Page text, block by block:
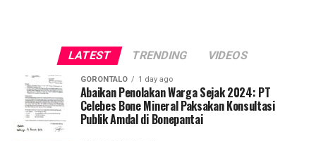
LATEST TRENDING VIDEOS
GORONTALO 1 day ago
Abaikan Penolakan Warga Sejak 2024: PT
Celebes Bone Mineral Paksakan Konsultasi
Publik Amdal di Bonepantai